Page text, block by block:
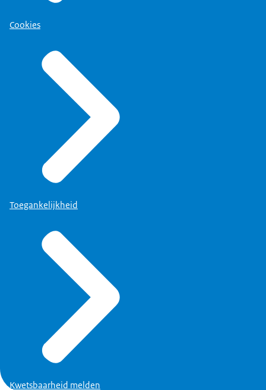
Cookies
Toegankelijkheid
Kwetsbaarheid melden